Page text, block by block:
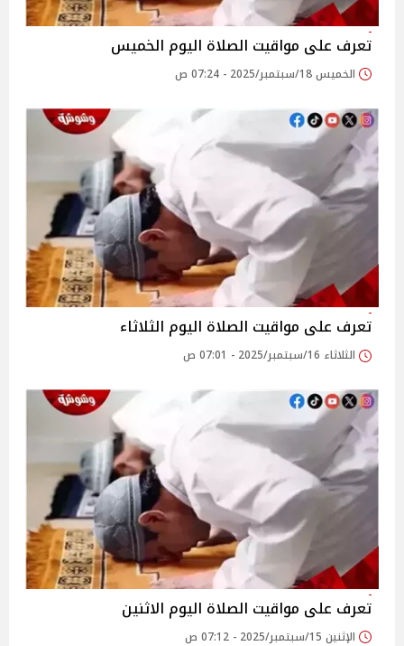
تعرف على مواقيت الصلاة اليوم الخميس
الخميس 18/سبتمبر/2025 - 07:24 ص
تعرف على مواقيت الصلاة اليوم الثلاثاء
الثلاثاء 16/سبتمبر/2025 - 07:01 ص
تعرف على مواقيت الصلاة اليوم الاثنين
الإثنين 15/سبتمبر/2025 - 07:12 ص